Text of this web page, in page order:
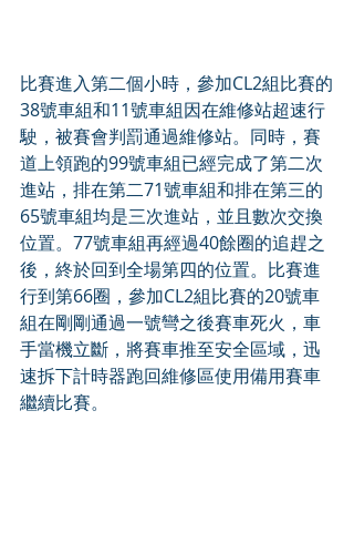
比賽進入第二個小時，參加CL2組比賽的
38號車組和11號車組因在維修站超速行
駛，被賽會判罰通過維修站。同時，賽
道上領跑的99號車組已經完成了第二次
進站，排在第二71號車組和排在第三的
65號車組均是三次進站，並且數次交換
位置。77號車組再經過40餘圈的追趕之
後，終於回到全場第四的位置。比賽進
行到第66圈，參加CL2組比賽的20號車
組在剛剛通過一號彎之後賽車死火，車
手當機立斷，將賽車推至安全區域，迅
速拆下計時器跑回維修區使用備用賽車
繼續比賽。